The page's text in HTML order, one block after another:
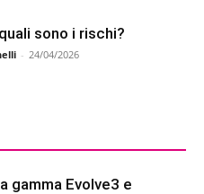
sono i rischi?
- 24/04/2026
gamma Evolve3 e